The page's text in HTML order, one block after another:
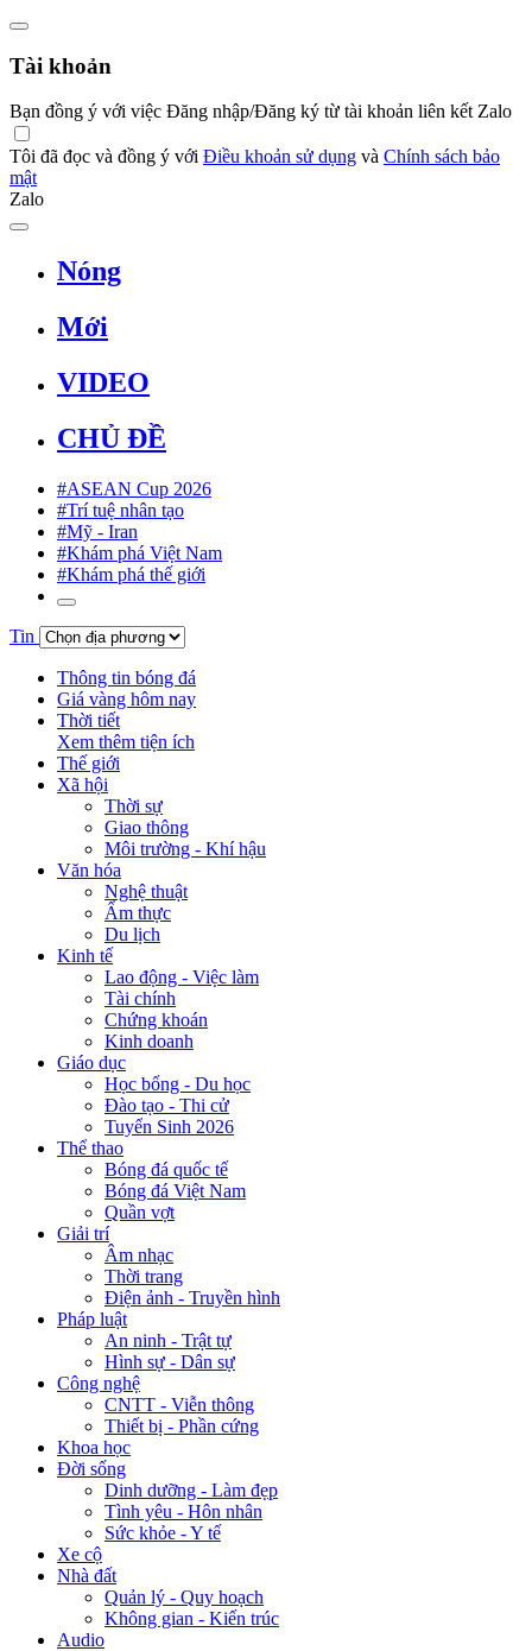
Tài khoản
Bạn đồng ý với việc Đăng nhập/Đăng ký từ tài khoản liên kết Zalo
Tôi đã đọc và đồng ý với Điều khoản sử dụng và Chính sách bảo
mật
Zalo
Nóng
Mới
VIDEO
CHỦ ĐỀ
#ASEAN Cup 2026
#Trí tuệ nhân tạo
#Mỹ - Iran
#Khám phá Việt Nam
#Khám phá thế giới
Tin
Thông tin bóng đá
Giá vàng hôm nay
Thời tiết
Xem thêm tiện ích
Thế giới
Xã hội
Thời sự
Giao thông
Môi trường - Khí hậu
Văn hóa
Nghệ thuật
Ẩm thực
Du lịch
Kinh tế
Lao động - Việc làm
Tài chính
Chứng khoán
Kinh doanh
Giáo dục
Học bổng - Du học
Đào tạo - Thi cử
Tuyển Sinh 2026
Thể thao
Bóng đá quốc tế
Bóng đá Việt Nam
Quần vợt
Giải trí
Âm nhạc
Thời trang
Điện ảnh - Truyền hình
Pháp luật
An ninh - Trật tự
Hình sự - Dân sự
Công nghệ
CNTT - Viễn thông
Thiết bị - Phần cứng
Khoa học
Đời sống
Dinh dưỡng - Làm đẹp
Tình yêu - Hôn nhân
Sức khỏe - Y tế
Xe cộ
Nhà đất
Quản lý - Quy hoạch
Không gian - Kiến trúc
Audio